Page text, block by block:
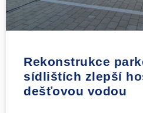
Rekonstrukce
sídlištích zlepší
dešťovou vodou